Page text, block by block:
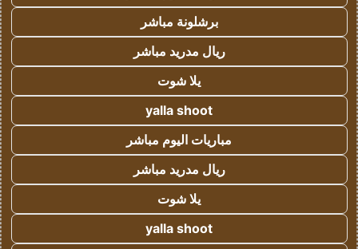
برشلونة مباشر
ريال مدريد مباشر
يلا شوت
yalla shoot
مباريات اليوم مباشر
ريال مدريد مباشر
يلا شوت
yalla shoot